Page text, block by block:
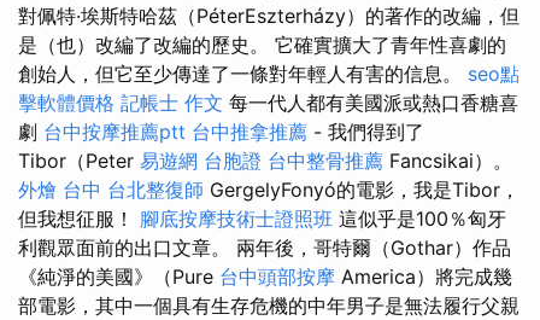
對佩特·埃斯特哈茲（PéterEszterházy）的著作的改編，但
是（也）改編了改編的歷史。 它確實擴大了青年性喜劇的
創始人，但它至少傳達了一條對年輕人有害的信息。 seo點
擊軟體價格 記帳士 作文 每一代人都有美國派或熱口香糖喜
劇 台中按摩推薦ptt 台中推拿推薦 - 我們得到了
Tibor（Peter 易遊網 台胞證 台中整骨推薦 Fancsikai）。
外燴 台中 台北整復師 GergelyFonyó的電影，我是Tibor，
但我想征服！ 腳底按摩技術士證照班 這似乎是100％匈牙
利觀眾面前的出口文章。 兩年後，哥特爾（Gothar）作品
《純淨的美國》（Pure 台中頭部按摩 America）將完成幾
部電影，其中一個具有生存危機的中年男子是無法履行父親